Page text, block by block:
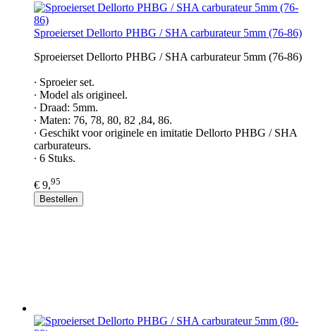
Sproeierset Dellorto PHBG / SHA carburateur 5mm (76-86)
Sproeierset Dellorto PHBG / SHA carburateur 5mm (76-86)
∙ Sproeier set.
∙ Model als origineel.
∙ Draad: 5mm.
∙ Maten: 76, 78, 80, 82 ,84, 86.
∙ Geschikt voor originele en imitatie Dellorto PHBG / SHA
carburateurs.
∙ 6 Stuks.
€ 9,95
Bestellen